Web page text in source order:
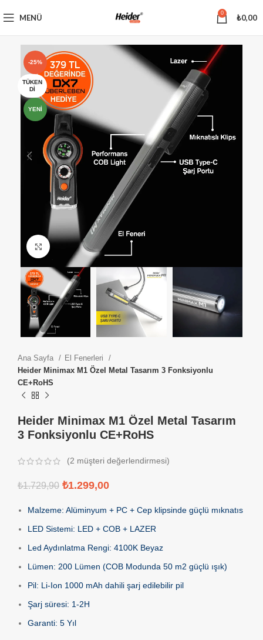
MENÜ 0 ₺0,00
-25%
TÜKEN
DI
YENI
Büyütmek için tıklayın
Ana Sayfa
El Fenerleri
Heider Minimax M1 Özel Metal Tasarım 3 Fonksiyonlu
CE+RoHS
Heider Minimax M1 Özel Metal Tasarım
3 Fonksiyonlu CE+RoHS
(2 müşteri değerlendirmesi)
₺1.729,90 ₺1.299,00
Malzeme: Alüminyum + PC + Cep klipsinde güçlü mıknatıs
LED Sistemi: LED + COB + LAZER
Led Aydınlatma Rengi: 4100K Beyaz
Lümen: 200 Lümen (COB Modunda 50 m2 güçlü ışık)
Pil: Li-Ion 1000 mAh dahili şarj edilebilir pil
Şarj süresi: 1-2H
Garanti: 5 Yıl